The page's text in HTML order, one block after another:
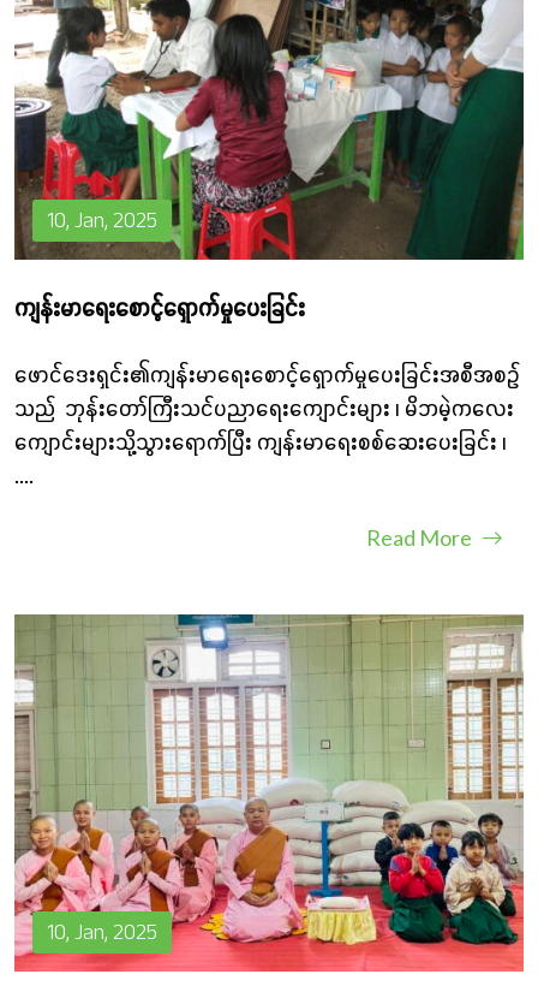
10, Jan, 2025
ကျန်းမာရေးစောင့်ရှောက်မှုပေးခြင်း
ဖောင်ဒေးရှင်း၏ကျန်းမာရေးစောင့်ရှောက်မှုပေးခြင်းအစီအစဉ်
သည် ဘုန်းတော်ကြီးသင်ပညာရေးကျောင်းများ ၊ မိဘမဲ့ကလေး
ကျောင်းများသို့သွားရောက်ပြီး ကျန်းမာရေးစစ်ဆေးပေးခြင်း ၊
....
Read More
10, Jan, 2025